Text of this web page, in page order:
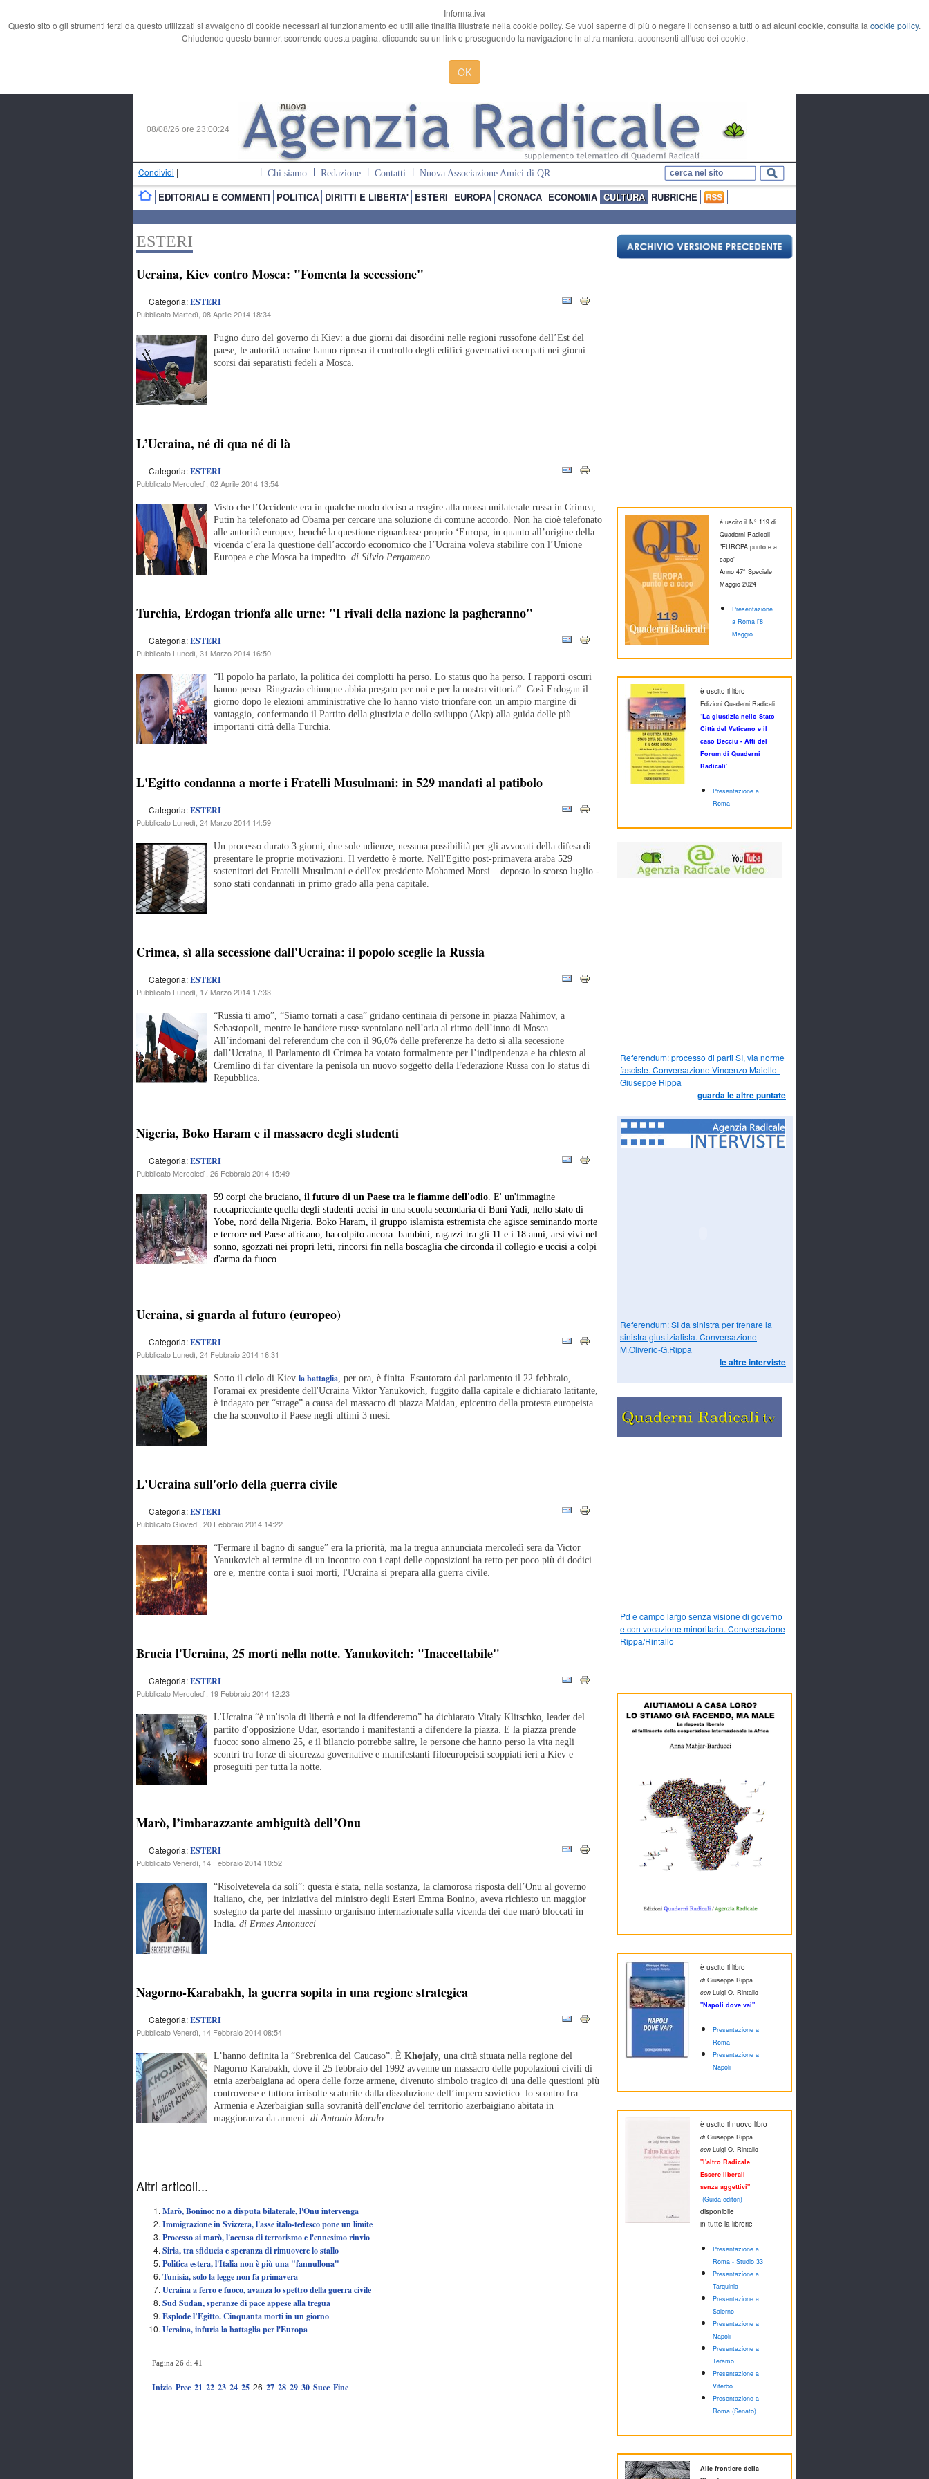
Informativa
Questo sito o gli strumenti terzi da questo utilizzati si avvalgono di cookie necessari al funzionamento ed utili alle finalità illustrate nella cookie policy. Se vuoi saperne di più o negare il consenso a tutti o ad alcuni cookie, consulta la cookie policy.
Chiudendo questo banner, scorrendo questa pagina, cliccando su un link o proseguendo la navigazione in altra maniera, acconsenti all'uso dei cookie.
OK
08/08/26 ore 23:00:25
Condividi | Chi siamo Redazione Contatti Nuova Associazione Amici di QR
EDITORIALI E COMMENTI POLITICA DIRITTI E LIBERTA' ESTERI EUROPA CRONACA ECONOMIA CULTURA RUBRICHE
ESTERI
Ucraina, Kiev contro Mosca: "Fomenta la secessione"
Categoria:ESTERI
Pubblicato Martedì, 08 Aprile 2014 18:34
Pugno duro del governo di Kiev: a due giorni dai disordini nelle regioni russofone dell’Est del
paese, le autorità ucraine hanno ripreso il controllo degli edifici governativi occupati nei giorni
scorsi dai separatisti fedeli a Mosca.
L’Ucraina, né di qua né di là
Categoria:ESTERI
Pubblicato Mercoledì, 02 Aprile 2014 13:54
Visto che l’Occidente era in qualche modo deciso a reagire alla mossa unilaterale russa in Crimea,
Putin ha telefonato ad Obama per cercare una soluzione di comune accordo. Non ha cioè telefonato
alle autorità europee, benché la questione riguardasse proprio ‘Europa, in quanto all’origine della
vicenda c’era la questione dell’accordo economico che l’Ucraina voleva stabilire con l’Unione
Europea e che Mosca ha impedito. di Silvio Pergameno
Turchia, Erdogan trionfa alle urne: "I rivali della nazione la pagheranno"
Categoria:ESTERI
Pubblicato Lunedì, 31 Marzo 2014 16:50
“Il popolo ha parlato, la politica dei complotti ha perso. Lo status quo ha perso. I rapporti oscuri
hanno perso. Ringrazio chiunque abbia pregato per noi e per la nostra vittoria”. Così Erdogan il
giorno dopo le elezioni amministrative che lo hanno visto trionfare con un ampio margine di
vantaggio, confermando il Partito della giustizia e dello sviluppo (Akp) alla guida delle più
importanti città della Turchia.
L'Egitto condanna a morte i Fratelli Musulmani: in 529 mandati al patibolo
Categoria:ESTERI
Pubblicato Lunedì, 24 Marzo 2014 14:59
Un processo durato 3 giorni, due sole udienze, nessuna possibilità per gli avvocati della difesa di
presentare le proprie motivazioni. Il verdetto è morte. Nell'Egitto post-primavera araba 529
sostenitori dei Fratelli Musulmani e dell'ex presidente Mohamed Morsi – deposto lo scorso luglio -
sono stati condannati in primo grado alla pena capitale.
Crimea, sì alla secessione dall'Ucraina: il popolo sceglie la Russia
Categoria:ESTERI
Pubblicato Lunedì, 17 Marzo 2014 17:33
“Russia ti amo”, “Siamo tornati a casa” gridano centinaia di persone in piazza Nahimov, a
Sebastopoli, mentre le bandiere russe sventolano nell’aria al ritmo dell’inno di Mosca.
All’indomani del referendum che con il 96,6% delle preferenze ha detto sì alla secessione
dall’Ucraina, il Parlamento di Crimea ha votato formalmente per l’indipendenza e ha chiesto al
Cremlino di far diventare la penisola un nuovo soggetto della Federazione Russa con lo status di
Repubblica.
Nigeria, Boko Haram e il massacro degli studenti
Categoria:ESTERI
Pubblicato Mercoledì, 26 Febbraio 2014 15:49
59 corpi che bruciano, il futuro di un Paese tra le fiamme dell'odio. E' un'immagine
raccapricciante quella degli studenti uccisi in una scuola secondaria di Buni Yadi, nello stato di
Yobe, nord della Nigeria. Boko Haram, il gruppo islamista estremista che agisce seminando morte
e terrore nel Paese africano, ha colpito ancora: bambini, ragazzi tra gli 11 e i 18 anni, arsi vivi nel
sonno, sgozzati nei propri letti, rincorsi fin nella boscaglia che circonda il collegio e uccisi a colpi
d'arma da fuoco.
Ucraina, si guarda al futuro (europeo)
Categoria:ESTERI
Pubblicato Lunedì, 24 Febbraio 2014 16:31
Sotto il cielo di Kiev la battaglia, per ora, è finita. Esautorato dal parlamento il 22 febbraio,
l'oramai ex presidente dell'Ucraina Viktor Yanukovich, fuggito dalla capitale e dichiarato latitante,
è indagato per “strage” a causa del massacro di piazza Maidan, epicentro della protesta europeista
che ha sconvolto il Paese negli ultimi 3 mesi.
L'Ucraina sull'orlo della guerra civile
Categoria:ESTERI
Pubblicato Giovedì, 20 Febbraio 2014 14:22
“Fermare il bagno di sangue” era la priorità, ma la tregua annunciata mercoledì sera da Victor
Yanukovich al termine di un incontro con i capi delle opposizioni ha retto per poco più di dodici
ore e, mentre conta i suoi morti, l'Ucraina si prepara alla guerra civile.
Brucia l'Ucraina, 25 morti nella notte. Yanukovitch: "Inaccettabile"
Categoria:ESTERI
Pubblicato Mercoledì, 19 Febbraio 2014 12:23
L'Ucraina “è un'isola di libertà e noi la difenderemo” ha dichiarato Vitaly Klitschko, leader del
partito d'opposizione Udar, esortando i manifestanti a difendere la piazza. E la piazza prende
fuoco: sono almeno 25, e il bilancio potrebbe salire, le persone che hanno perso la vita negli
scontri tra forze di sicurezza governative e manifestanti filoeuropeisti scoppiati ieri a Kiev e
proseguiti per tutta la notte.
Marò, l’imbarazzante ambiguità dell’Onu
Categoria:ESTERI
Pubblicato Venerdì, 14 Febbraio 2014 10:52
“Risolvetevela da soli”: questa è stata, nella sostanza, la clamorosa risposta dell’Onu al governo
italiano, che, per iniziativa del ministro degli Esteri Emma Bonino, aveva richiesto un maggior
sostegno da parte del massimo organismo internazionale sulla vicenda dei due marò bloccati in
India. di Ermes Antonucci
Nagorno-Karabakh, la guerra sopita in una regione strategica
Categoria:ESTERI
Pubblicato Venerdì, 14 Febbraio 2014 08:54
L’hanno definita la “Srebrenica del Caucaso”. È Khojaly, una città situata nella regione del
Nagorno Karabakh, dove il 25 febbraio del 1992 avvenne un massacro delle popolazioni civili di
etnia azerbaigiana ad opera delle forze armene, divenuto simbolo tragico di una delle questioni più
controverse e tuttora irrisolte scaturite dalla dissoluzione dell’impero sovietico: lo scontro fra
Armenia e Azerbaigian sulla sovranità dell'enclave del territorio azerbaigiano abitata in
maggioranza da armeni. di Antonio Marulo
Altri articoli...
Marò, Bonino: no a disputa bilaterale, l'Onu intervenga
Immigrazione in Svizzera, l'asse italo-tedesco pone un limite
Processo ai marò, l'accusa di terrorismo e l'ennesimo rinvio
Siria, tra sfiducia e speranza di rimuovere lo stallo
Politica estera, l'Italia non è più una "fannullona"
Tunisia, solo la legge non fa primavera
Ucraina a ferro e fuoco, avanza lo spettro della guerra civile
Sud Sudan, speranze di pace appese alla tregua
Esplode l’Egitto. Cinquanta morti in un giorno
Ucraina, infuria la battaglia per l'Europa
Pagina 26 di 41
Inizio Prec 21 22 23 24 25 26 27 28 29 30 Succ Fine
é uscito il N° 119 di
Quaderni Radicali
"EUROPA punto e a
capo"
Anno 47° Speciale
Maggio 2024
Presentazione
a Roma l'8
Maggio
è uscito il libro
Edizioni Quaderni Radicali
‘La giustizia nello Stato
Città del Vaticano e il
caso Becciu - Atti del
Forum di Quaderni
Radicali’
Presentazione a
Roma
Referendum: processo di parti SI, via norme
fasciste. Conversazione Vincenzo Maiello-
Giuseppe Rippa
guarda le altre puntate
Referendum: SI da sinistra per frenare la
sinistra giustizialista. Conversazione
M.Oliverio-G.Rippa
le altre interviste
Pd e campo largo senza visione di governo
e con vocazione minoritaria. Conversazione
Rippa/Rintallo
è uscito il libro
diGiuseppe Rippa
con Luigi O. Rintallo
"Napoli dove vai"
Presentazione a
Roma
Presentazione a
Napoli
è uscito il nuovo libro
diGiuseppe Rippa
con Luigi O. Rintallo
"l'altro Radicale
Essere liberali
senza aggettivi"
(Guida editori)
disponibile
in tutte la librerie
Presentazione a
Roma - Studio 33
Presentazione a
Tarquinia
Presentazione a
Salerno
Presentazione a
Napoli
Presentazione a
Teramo
Presentazione a
Viterbo
Presentazione a
Roma (Senato)
Alle frontiere della